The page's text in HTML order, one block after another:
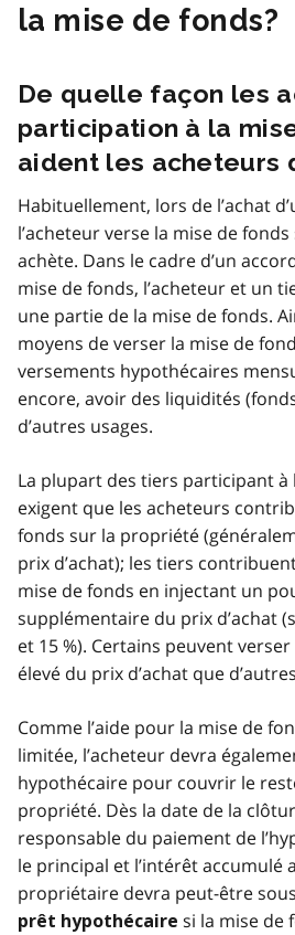
la mise de fonds?
De quelle façon les
participation à la
aident les acheteurs
Habituellement, lors de l’achat
l’acheteur verse la mise de
achète. Dans le cadre d’un
mise de fonds, l’acheteur et un
une partie de la mise de fonds.
moyens de verser la mise de
versements hypothécaires
encore, avoir des liquidités
d’autres usages.
La plupart des tiers participant à
exigent que les acheteurs
fonds sur la propriété
prix d’achat); les tiers
mise de fonds en injectant un
supplémentaire du prix d’achat
et 15 %). Certains peuvent
élevé du prix d’achat que
Comme l’aide pour la mise de
limitée, l’acheteur devra
hypothécaire pour couvrir le
propriété. Dès la date de la
responsable du paiement de
le principal et l’intérêt accumulé
propriétaire devra peut-être
prêt hypothécaire si la mise de